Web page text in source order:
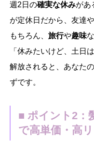
週2日の確実な休みがあ
が定休日だから、友達
もちろん、 旅行や趣味
「休みたいけど、土日
解放されると、あなたの
ずです。
■ ポイント2：
で高単価・高